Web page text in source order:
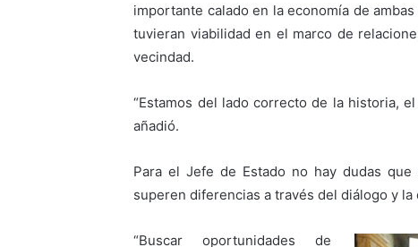
importante calado en la economía de
tuvieran viabilidad en el marco de
vecindad.
“Estamos del lado correcto de la historia,
añadió.
Para el Jefe de Estado no hay dudas
superen diferencias a través del diálogo y la
“Buscar oportunidades de